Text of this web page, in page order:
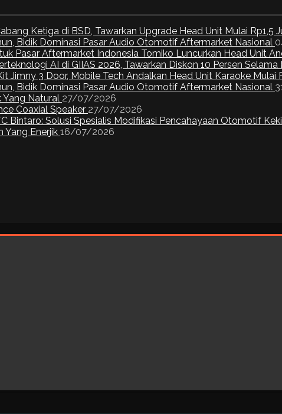
Ketiga di BSD, Tawarkan Upgrade Head Unit Mulai Rp1,5
Bidik Dominasi Pasar Audio Otomotif Aftermarket Nasional
Pasar Aftermarket Indonesia Tomiko Luncurkan Head Unit
AI di GIIAS 2026, Tawarkan Diskon 10 Persen Selama
Jimny 3 Door, Mobile Tech Andalkan Head Unit Karaoke Mulai
Bidik Dominasi Pasar Audio Otomotif Aftermarket Nasional
Yang Natural 27/07/2026
Coaxial Speaker 27/07/2026
Bintaro: Solusi Spesialis Modifikasi Pencahayaan Otomotif
Yang Enerjik 16/07/2026